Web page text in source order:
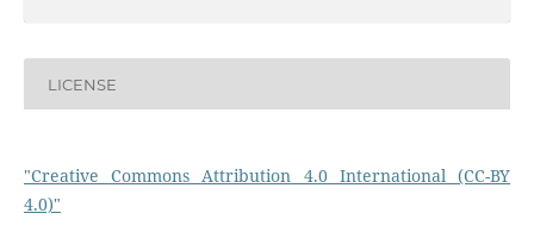
LICENSE
"Creative Commons Attribution 4.0 International (CC-BY
4.0)"